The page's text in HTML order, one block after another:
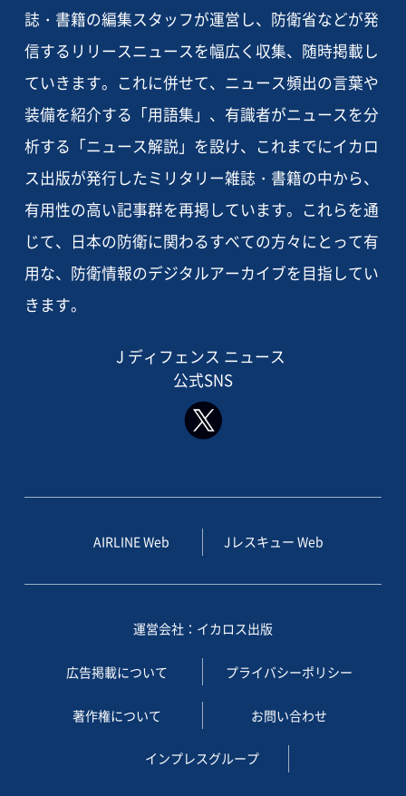
誌・書籍の編集スタッフが運営し、防衛省などが発
信するリリースニュースを幅広く収集、随時掲載し
ていきます。これに併せて、ニュース頻出の言葉や
装備を紹介する「用語集」、有識者がニュースを分
析する「ニュース解説」を設け、これまでにイカロ
ス出版が発行したミリタリー雑誌・書籍の中から、
有用性の高い記事群を再掲しています。これらを通
じて、日本の防衛に関わるすべての方々にとって有
用な、防衛情報のデジタルアーカイブを目指してい
きます。
J ディフェンス ニュース
公式SNS
AIRLINE Web Jレスキュー Web
運営会社：イカロス出版
広告掲載について プライバシーポリシー
著作権について お問い合わせ
インプレスグループ